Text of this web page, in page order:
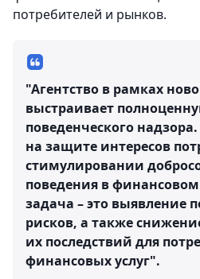
потребителей и рынков.
"Агентство в рамках
выстраивает
поведенческого
на защите интересов
стимулировании
поведения в
задача – это выявление
рисков, а также
их последствий для
финансовых услуг".